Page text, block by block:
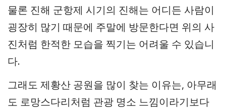
물론 진해 군항제 시기의 진해는 어디든 사람이
굉장히 많기 때문에 주말에 방문한다면 위의 사
진처럼 한적한 모습을 찍기는 어려울 수 있습니
다.
그래도 제황산 공원을 많이 찾는 이유는, 아무래
도 로망스다리처럼 관광 명소 느낌이라기보다